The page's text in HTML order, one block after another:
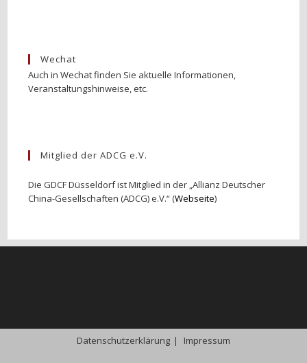
Wechat
Auch in Wechat finden Sie aktuelle Informationen,
Veranstaltungshinweise, etc.
Mitglied der ADCG e.V.
Die GDCF Düsseldorf ist Mitglied in der „Allianz Deutscher
China-Gesellschaften (ADCG) e.V.“ (Webseite)
Datenschutzerklärung Impressum